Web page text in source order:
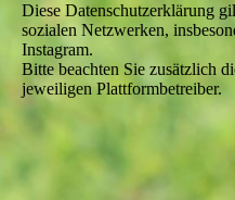
Diese Datenschutzerklärung
sozialen Netzwerken,
Instagram.
Bitte beachten Sie zusätzlich
jeweiligen Plattformbetreiber.